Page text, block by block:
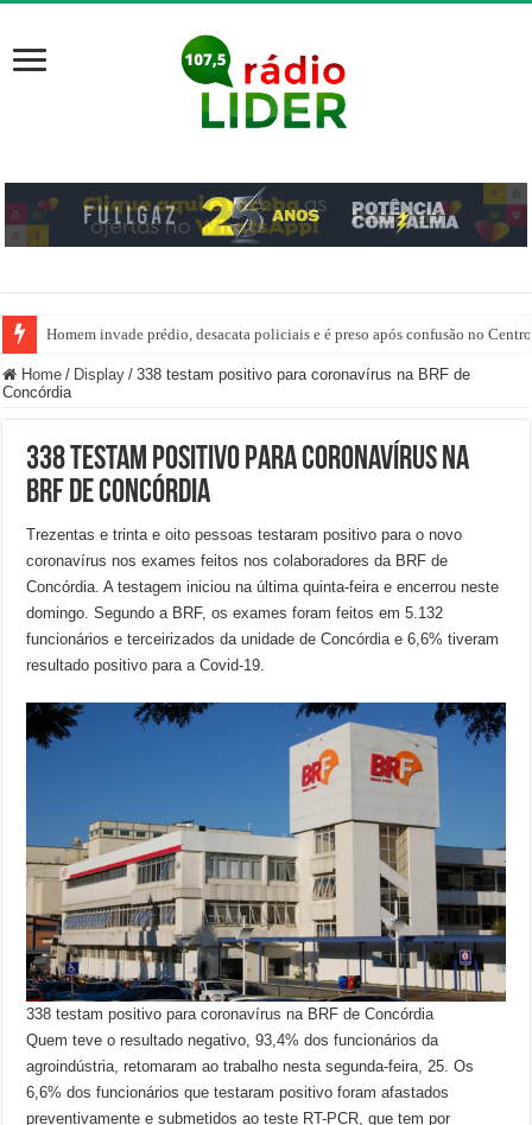
Homem invade prédio, desacata policiais e é preso após confusão no
Home / Display / 338 testam positivo para coronavírus na BRF de
Concórdia
338 testam positivo para coronavírus na
BRF de Concórdia
Trezentas e trinta e oito pessoas testaram positivo para o novo
coronavírus nos exames feitos nos colaboradores da BRF de
Concórdia. A testagem iniciou na última quinta-feira e encerrou neste
domingo. Segundo a BRF, os exames foram feitos em 5.132
funcionários e terceirizados da unidade de Concórdia e 6,6% tiveram
resultado positivo para a Covid-19.
338 testam positivo para coronavírus na BRF de Concórdia
Quem teve o resultado negativo, 93,4% dos funcionários da
agroindústria, retomaram ao trabalho nesta segunda-feira, 25. Os
6,6% dos funcionários que testaram positivo foram afastados
preventivamente e submetidos ao teste RT-PCR, que tem por